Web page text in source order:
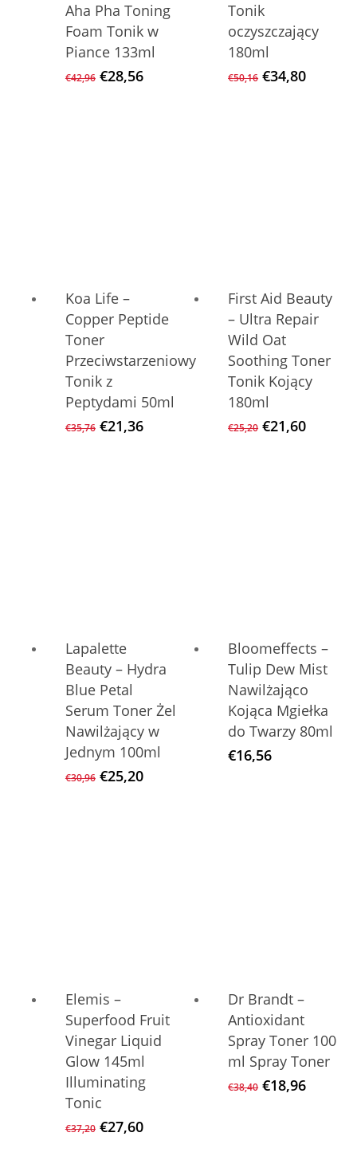
Aha Pha Toning
Foam Tonik w
Piance 133ml
€42,96 Ursprünglicher
€28,56Aktueller
Tonik
oczyszczający
180ml
€50,16 €34,80
Koa Life –
Copper Peptide
Toner
Przeciwstarzeniowy
Tonik z
Peptydami 50ml
€35,76 Ursprünglicher
€21,36Aktueller
First Aid Beauty
– Ultra Repair
Wild Oat
Soothing Toner
Tonik Kojący
180ml
€25,20 €21,60
Lapalette
Beauty – Hydra
Blue Petal
Serum Toner Żel
Nawilżający w
Jednym 100ml
€30,96 Ursprünglicher
€25,20Aktueller
Bloomeffects –
Tulip Dew Mist
Nawilżająco
Kojąca Mgiełka
do Twarzy 80ml
€16,56
Elemis –
Superfood Fruit
Vinegar Liquid
Glow 145ml
Illuminating
Tonic
€37,20 Ursprünglicher
€27,60Aktueller
Dr Brandt –
Antioxidant
Spray Toner 100
ml Spray Toner
€38,40 €18,96